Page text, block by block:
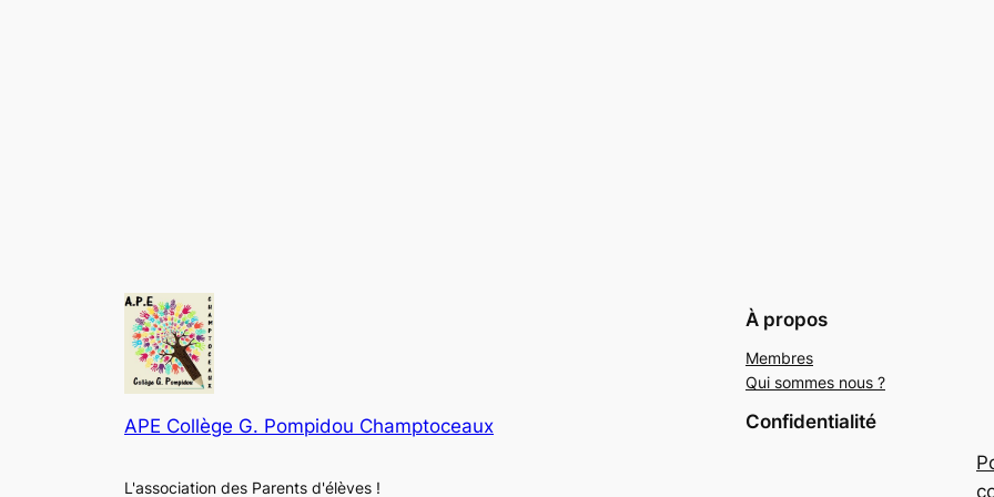
APE Collège G. Pompidou Champtoceaux
L'association des Parents d'élèves !
À propos
Membres
Qui sommes nous ?
Confidentialité